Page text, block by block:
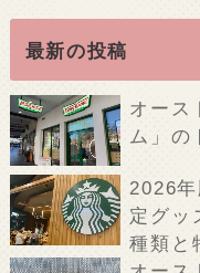
最新の投稿
オース
ム」の
2026
定グッ
種類と